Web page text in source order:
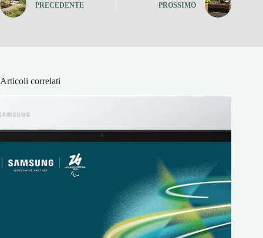
PRECEDENTE PROSSIMO
Articoli correlati